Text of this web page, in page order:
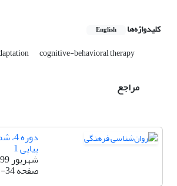
کلیدواژه‌ها English
cognitive-behavioral therapy
مراجع
پیاپی 1
شهریور 1399
صفحه34